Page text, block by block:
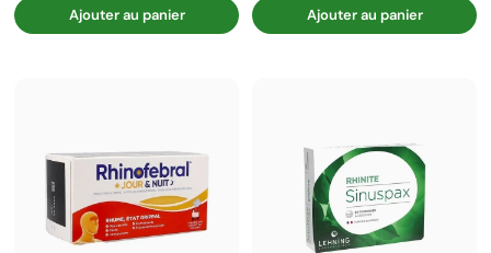
Ajouter au panier Ajouter au panier